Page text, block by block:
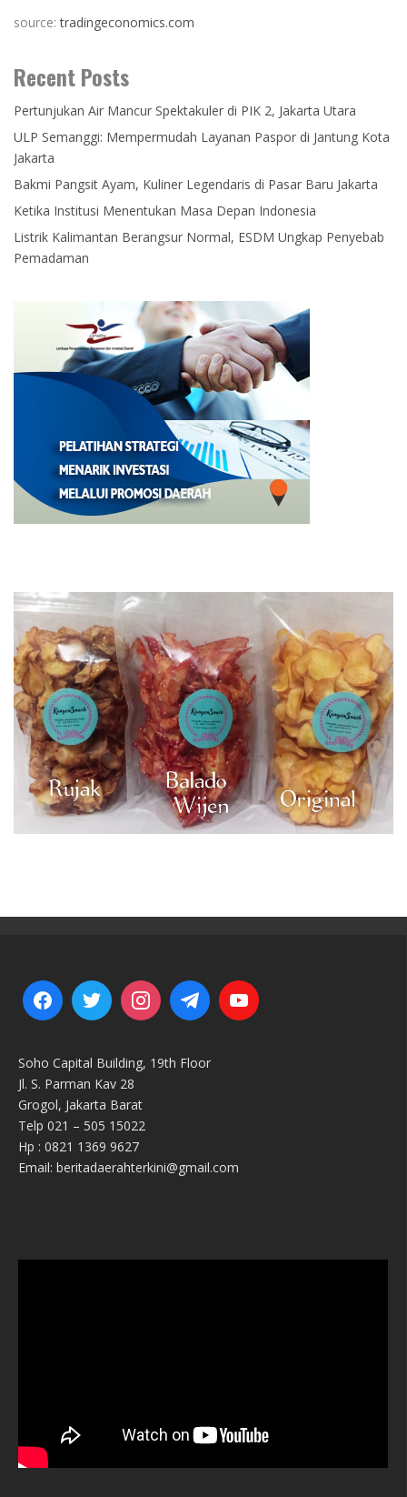
source:tradingeconomics.com
Recent Posts
Pertunjukan Air Mancur Spektakuler di PIK 2, Jakarta Utara
ULP Semanggi: Mempermudah Layanan Paspor di Jantung Kota
Jakarta
Bakmi Pangsit Ayam, Kuliner Legendaris di Pasar Baru Jakarta
Ketika Institusi Menentukan Masa Depan Indonesia
Listrik Kalimantan Berangsur Normal, ESDM Ungkap Penyebab
Pemadaman
Soho Capital Building, 19th Floor
Jl. S. Parman Kav 28
Grogol, Jakarta Barat
Telp 021 – 505 15022
Hp : 0821 1369 9627
Email: beritadaerahterkini@gmail.com